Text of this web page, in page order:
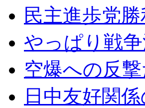
民主進歩党
やっぱり戦
空爆への反
日中友好関